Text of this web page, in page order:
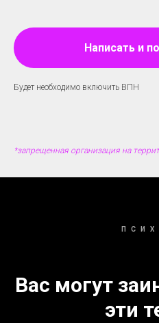
Написать и
Будет необходимо включить ВПН
*запрещенная организация на
П С И Х
Вас могут
эти